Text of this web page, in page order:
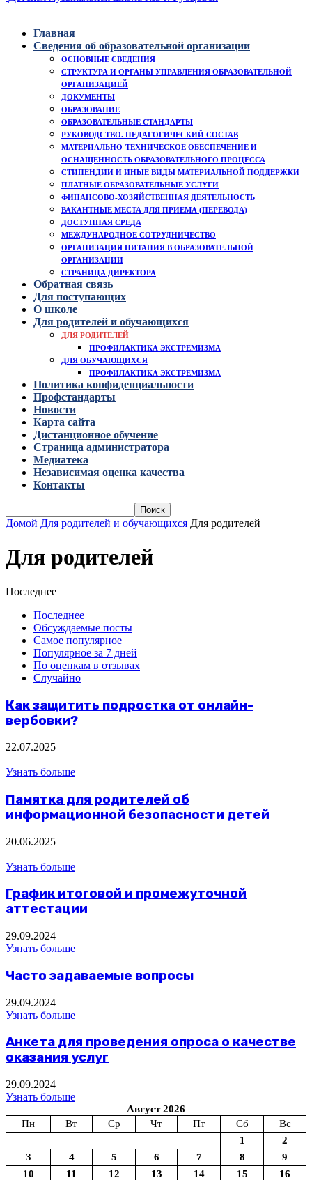
Главная
Сведения об образовательной организации
ОСНОВНЫЕ СВЕДЕНИЯ
СТРУКТУРА И ОРГАНЫ УПРАВЛЕНИЯ ОБРАЗОВАТЕЛЬНОЙ
ОРГАНИЗАЦИЕЙ
ДОКУМЕНТЫ
ОБРАЗОВАНИЕ
ОБРАЗОВАТЕЛЬНЫЕ СТАНДАРТЫ
РУКОВОДСТВО. ПЕДАГОГИЧЕСКИЙ СОСТАВ
МАТЕРИАЛЬНО-ТЕХНИЧЕСКОЕ ОБЕСПЕЧЕНИЕ И
ОСНАЩЕННОСТЬ ОБРАЗОВАТЕЛЬНОГО ПРОЦЕССА
СТИПЕНДИИ И ИНЫЕ ВИДЫ МАТЕРИАЛЬНОЙ ПОДДЕРЖКИ
ПЛАТНЫЕ ОБРАЗОВАТЕЛЬНЫЕ УСЛУГИ
ФИНАНСОВО-ХОЗЯЙСТВЕННАЯ ДЕЯТЕЛЬНОСТЬ
ВАКАНТНЫЕ МЕСТА ДЛЯ ПРИЕМА (ПЕРЕВОДА)
ДОСТУПНАЯ СРЕДА
МЕЖДУНАРОДНОЕ СОТРУДНИЧЕСТВО
ОРГАНИЗАЦИЯ ПИТАНИЯ В ОБРАЗОВАТЕЛЬНОЙ
ОРГАНИЗАЦИИ
СТРАНИЦА ДИРЕКТОРА
Обратная связь
Для поступающих
О школе
Для родителей и обучающихся
ДЛЯ РОДИТЕЛЕЙ
ПРОФИЛАКТИКА ЭКСТРЕМИЗМА
ДЛЯ ОБУЧАЮЩИХСЯ
ПРОФИЛАКТИКА ЭКСТРЕМИЗМА
Политика конфиденциальности
Профстандарты
Новости
Карта сайта
Дистанционное обучение
Страница администратора
Медиатека
Независимая оценка качества
Контакты
Домой Для родителей и обучающихся Для родителей
Для родителей
Последнее
Последнее
Обсуждаемые посты
Самое популярное
Популярное за 7 дней
По оценкам в отзывах
Случайно
Как защитить подростка от онлайн-
вербовки?
22.07.2025
Узнать больше
Памятка для родителей об
информационной безопасности детей
20.06.2025
Узнать больше
График итоговой и промежуточной
аттестации
29.09.2024
Узнать больше
Часто задаваемые вопросы
29.09.2024
Узнать больше
Анкета для проведения опроса о качестве
оказания услуг
29.09.2024
Узнать больше
Август 2026
Пн
Вт Ср Чт Пт Сб
Вс
1
2
3
4 5 6 7 8
9
10
11 12 13 14 15 16